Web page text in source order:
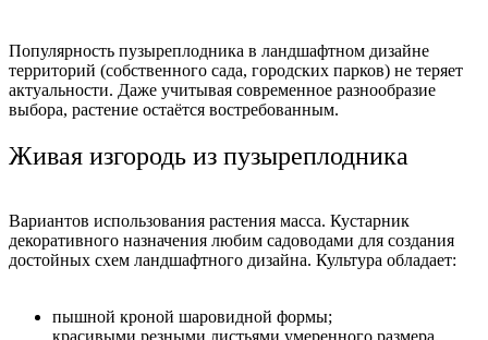
Популярность пузыреплодника в ландшафтном дизайне
территорий (собственного сада, городских парков) не теряет
актуальности. Даже учитывая современное разнообразие
выбора, растение остаётся востребованным.
Живая изгородь из пузыреплодника
Вариантов использования растения масса. Кустарник
декоративного назначения любим садоводами для создания
достойных схем ландшафтного дизайна. Культура обладает:
пышной кроной шаровидной формы;